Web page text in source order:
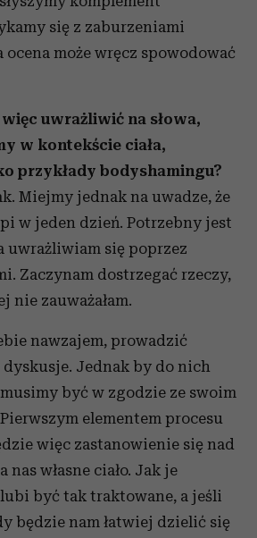
się z zaburzeniami
ocena może wręcz spowodować
uwrażliwić na słowa,
w kontekście ciała,
przykłady bodyshamingu?
Miejmy jednak na uwadze, że
w jeden dzień. Potrzebny jest
uwrażliwiam się poprzez
Zaczynam dostrzegać rzeczy,
nie zauważałam.
nawzajem, prowadzić
dyskusje. Jednak by do nich
być w zgodzie ze swoim
Pierwszym elementem procesu
więc zastanowienie się nad
własne ciało. Jak je
być tak traktowane, a jeśli
będzie nam łatwiej dzielić się